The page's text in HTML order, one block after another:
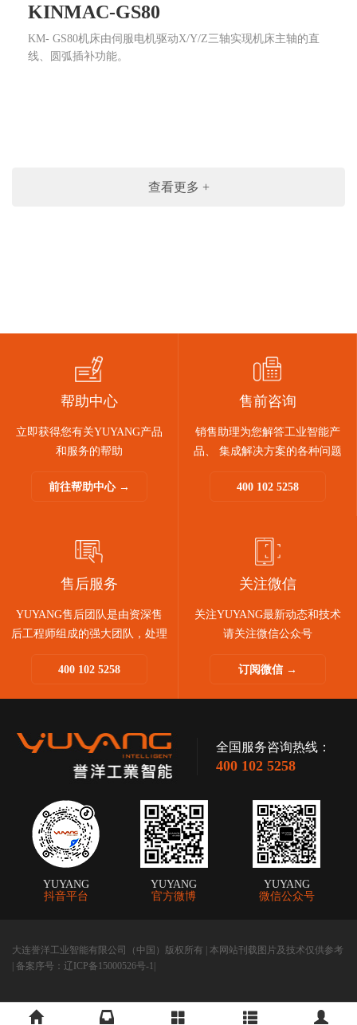
KINMAC-GS80
KM- GS80机床由伺服电机驱动X/Y/Z三轴实现机床主轴的直
线、圆弧插补功能。
查看更多 +
帮助中心
立即获得您有关YUYANG产品
和服务的帮助
前往帮助中心 →
售前咨询
销售助理为您解答工业智能产
品、 集成解决方案的各种问题
400 102 5258
售后服务
YUYANG售后团队是由资深售
后工程师组成的强大团队，处理
快速诊断和响应，助您售后无
400 102 5258
关注微信
关注YUYANG最新动态和技术
请关注微信公众号
订阅微信 →
全国服务咨询热线：
400 102 5258
YUYANG
抖音平台
YUYANG
官方微博
YUYANG
微信公众号
大连誉洋工业智能有限公司（中国）版权所有 | 本网站刊载图片及技术仅供参考
备案序号：辽ICP备15000526号-1|